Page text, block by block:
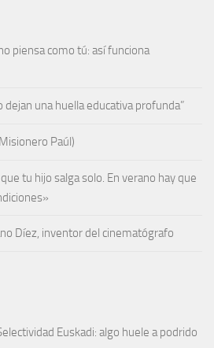
piensa como tú: así funciona
dejan una huella educativa profunda”
Paúl)
tu hijo salga solo. En verano hay que
Díez, inventor del cinematógrafo
Euskadi: algo huele a podrido